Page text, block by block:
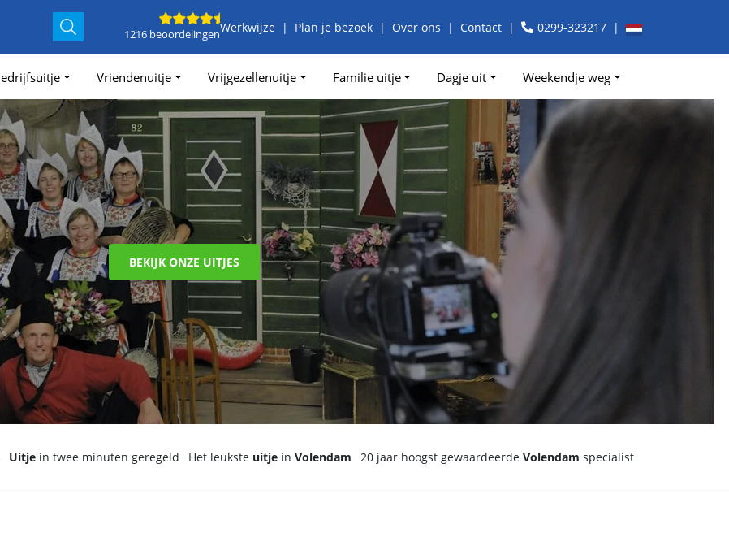
1216 beoordelingenWerkwijze Plan je bezoek Over ons Contact 0299-323217
Vriendenuitje Vrijgezellenuitje Familie uitje Dagje uit Weekendje weg
BEKIJK ONZE UITJES
Uitje in twee minuten geregeld Het leukste uitje in Volendam 20 jaar hoogst gewaardeerde Volendam specialist